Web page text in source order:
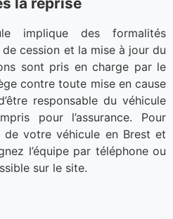
implique des formalités
cession et la mise à jour du
sont pris en charge par le
contre toute mise en cause
responsable du véhicule
pour l’assurance. Pour
votre véhicule en Brest et
l’équipe par téléphone ou
sur le site.